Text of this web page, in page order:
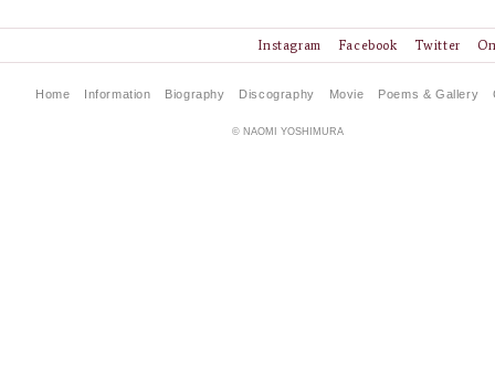
Twitter
Facebook
Instagram
Home Information Biography Discography Movie Poems & Gallery
© NAOMI YOSHIMURA